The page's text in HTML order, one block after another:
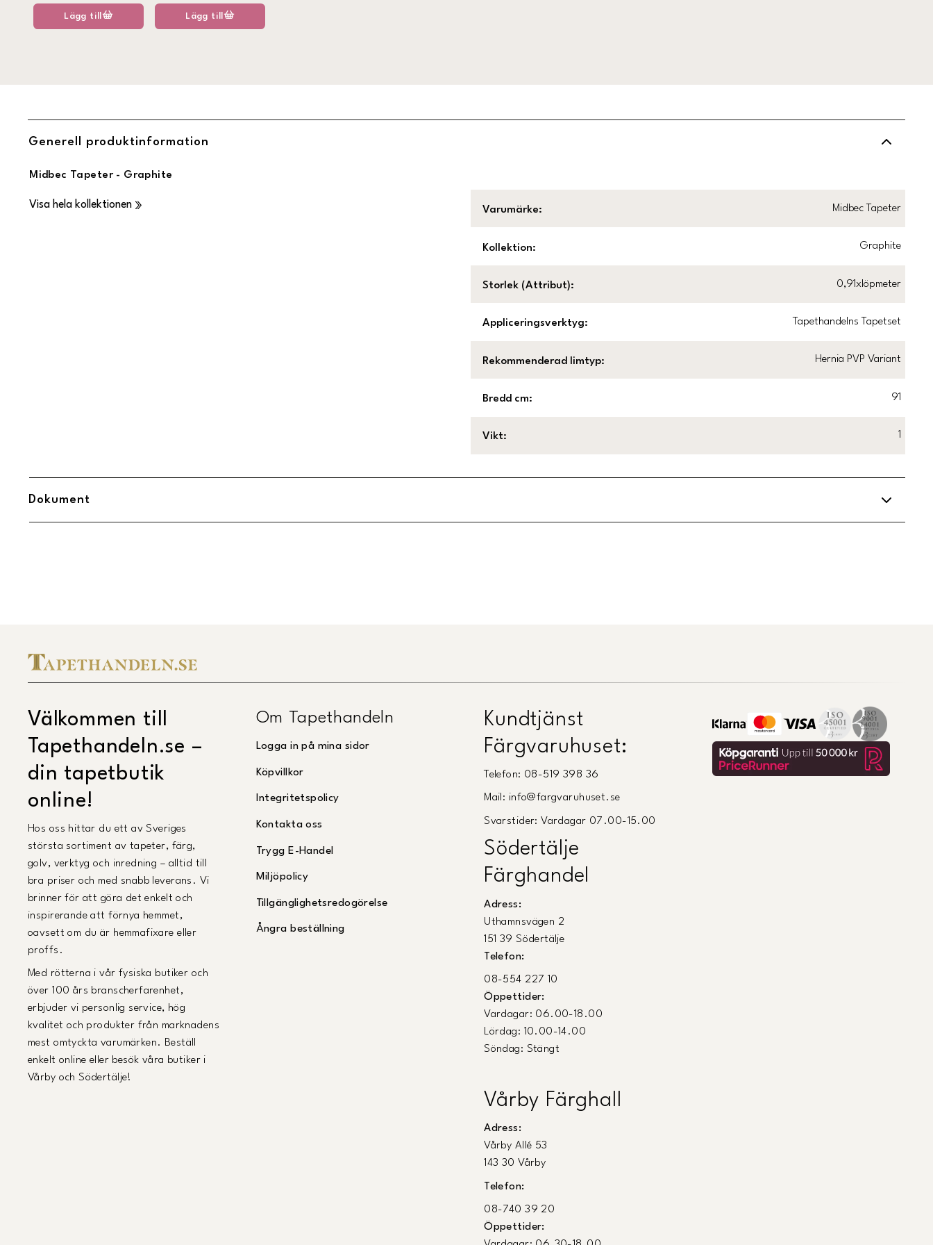
Lägg till Lägg till
Generell produktinformation
Midbec Tapeter - Graphite
Visa hela kollektionen Varumärke: Midbec Tapeter
Kollektion: Graphite
Storlek (Attribut): 0,91xlöpmeter
Appliceringsverktyg: Tapethandelns Tapetset
Rekommenderad limtyp: Hernia PVP Variant
Bredd cm: 91
Vikt: 1
Dokument
Välkommen till
Tapethandeln.se –
din tapetbutik
online!
Hos oss hittar du ett av Sveriges
största sortiment av tapeter, färg,
golv, verktyg och inredning – alltid till
bra priser och med snabb leverans. Vi
brinner för att göra det enkelt och
inspirerande att förnya hemmet,
oavsett om du är hemmafixare eller
proffs.
Med rötterna i vår fysiska butiker och
över 100 års branscherfarenhet,
erbjuder vi personlig service, hög
kvalitet och produkter från marknadens
mest omtyckta varumärken. Beställ
enkelt online eller besök våra butiker i
Vårby och Södertälje!
Om Tapethandeln
Logga in på mina sidor
Köpvillkor
Integritetspolicy
Kontakta oss
Trygg E-Handel
Miljöpolicy
Tillgänglighetsredogörelse
Ångra beställning
Kundtjänst
Färgvaruhuset:
Telefon: 08-519 398 36
Mail: info@fargvaruhuset.se
Svarstider: Vardagar 07.00-15.00
Södertälje
Färghandel
Adress:
Uthamnsvägen 2
151 39 Södertälje
Telefon:
08-554 227 10
Öppettider:
Vardagar: 06.00-18.00
Lördag: 10.00-14.00
Söndag: Stängt
Vårby Färghall
Adress:
Vårby Allé 53
143 30 Vårby
Telefon:
08-740 39 20
Öppettider: